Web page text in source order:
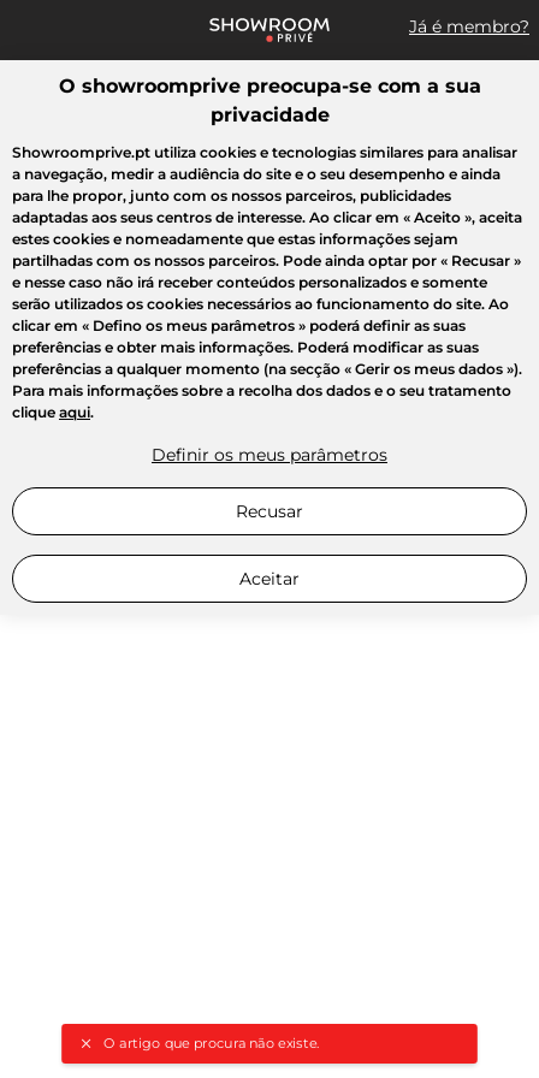
Já é membro?
Pesquisar uma marca, um artigo, uma venda...
O artigo que procura não existe.
Todas as vendas Moda Desporto Casa Criança Beleza
O showroomprive preocupa-se com a sua
privacidade
Showroomprive.pt utiliza cookies e tecnologias similares para analisar
a navegação, medir a audiência do site e o seu desempenho e ainda
para lhe propor, junto com os nossos parceiros, publicidades
adaptadas aos seus centros de interesse. Ao clicar em « Aceito », aceita
estes cookies e nomeadamente que estas informações sejam
partilhadas com os nossos parceiros. Pode ainda optar por « Recusar »
e nesse caso não irá receber conteúdos personalizados e somente
serão utilizados os cookies necessários ao funcionamento do site. Ao
clicar em « Defino os meus parâmetros » poderá definir as suas
preferências e obter mais informações. Poderá modificar as suas
preferências a qualquer momento (na secção « Gerir os meus dados »).
Para mais informações sobre a recolha dos dados e o seu tratamento
clique aqui.
Definir os meus parâmetros
Recusar
Aceitar